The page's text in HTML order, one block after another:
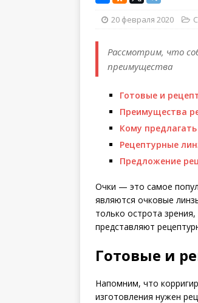
20 февраля 2020
Рассмотрим, что
преимущества
Готовые и
Преимущества
Кому
Рецептурные
Предложение
Очки — это самое
являются очковые
только острота
представляют
Готовые и
Напомним, что
изготовления нужен